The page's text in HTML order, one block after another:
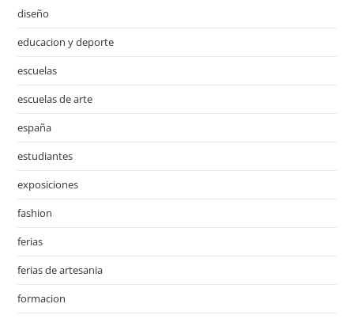
diseño
educacion y deporte
escuelas
escuelas de arte
españa
estudiantes
exposiciones
fashion
ferias
ferias de artesania
formacion